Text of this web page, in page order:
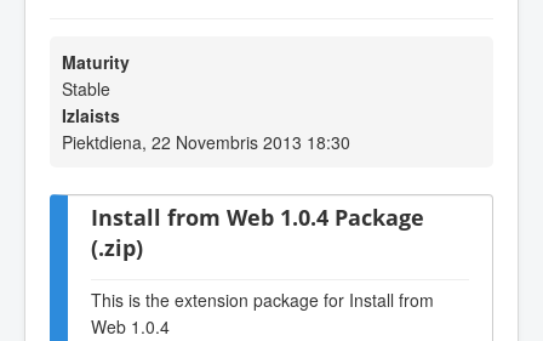
Maturity
Stable
Izlaists
Piektdiena, 22 Novembris 2013 18:30
Install from Web 1.0.4 Package
(.zip)
This is the extension package for Install from
Web 1.0.4